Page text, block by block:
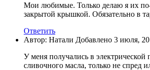
Мои любимые. Только делаю я их
закрытой крышкой. Обязательно в
Ответить
Автор: Натали Добавлено 3 июля,
У меня получались в
сливочного масла, только не спред